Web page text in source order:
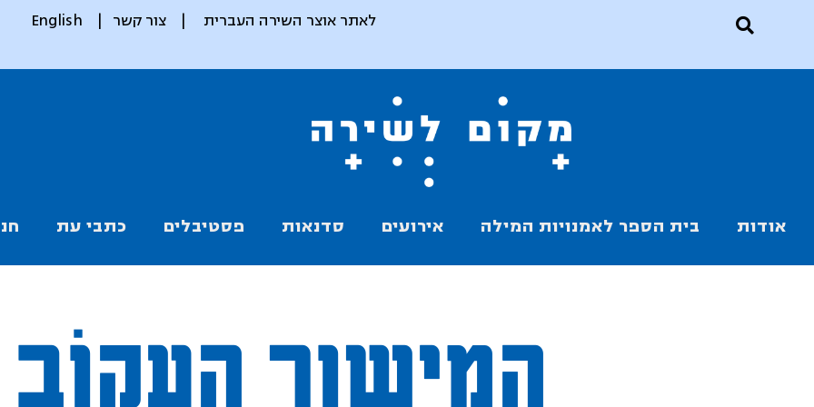
לאתר אוצר השירה העברית| צור קשר |
English
אודות בית הספר לאמנויות המילה אירועים סדנאות פסטיבלים כתבי עת
המישור העקוֹב